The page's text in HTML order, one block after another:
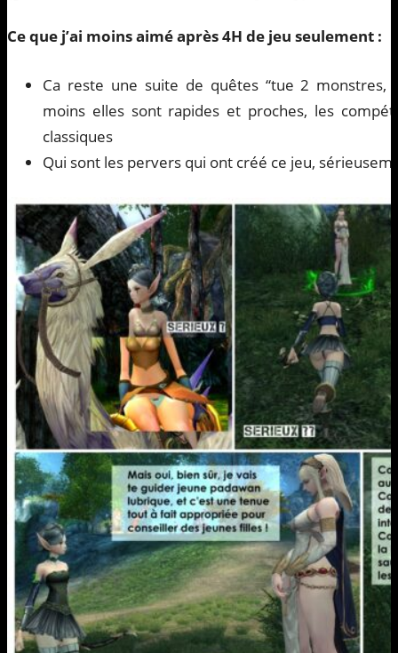
Ce que j’ai moins aimé après 4H de jeu seulement :
Ca reste une suite de quêtes “tue 2 monstres,
moins elles sont rapides et proches, les
classiques
Qui sont les pervers qui ont créé ce jeu,